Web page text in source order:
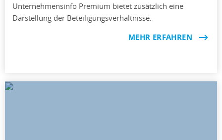
Unternehmensinfo Premium bietet zusätzlich eine
Darstellung der Beteiligungsverhältnisse.
MEHR ERFAHREN